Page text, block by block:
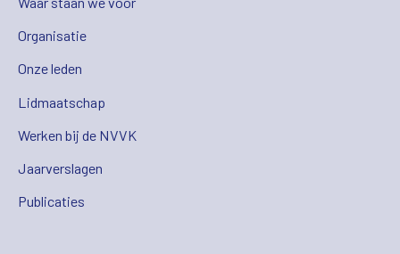
Organisatie
Onze leden
Lidmaatschap
Werken bij de NVVK
Jaarverslagen
Publicaties